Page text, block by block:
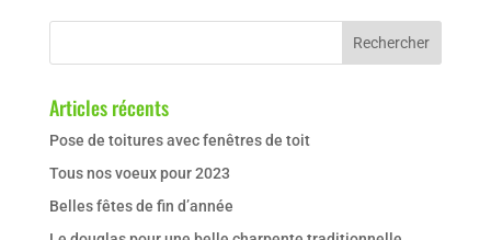
Articles récents
Pose de toitures avec fenêtres de toit
Tous nos voeux pour 2023
Belles fêtes de fin d’année